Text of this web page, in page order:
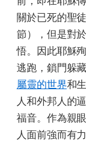
關於已死的聖
節），但是對
悟。因此耶穌
逃跑，鎖門躲
屬靈的世界和
人和外邦人的
福音。作為親
人面前強而有